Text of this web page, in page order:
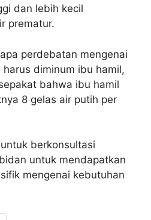
dan lebih kecil
prematur.
perdebatan mengenai
diminum ibu hamil,
bahwa ibu hamil
8 gelas air putih per
berkonsultasi
untuk mendapatkan
mengenai kebutuhan